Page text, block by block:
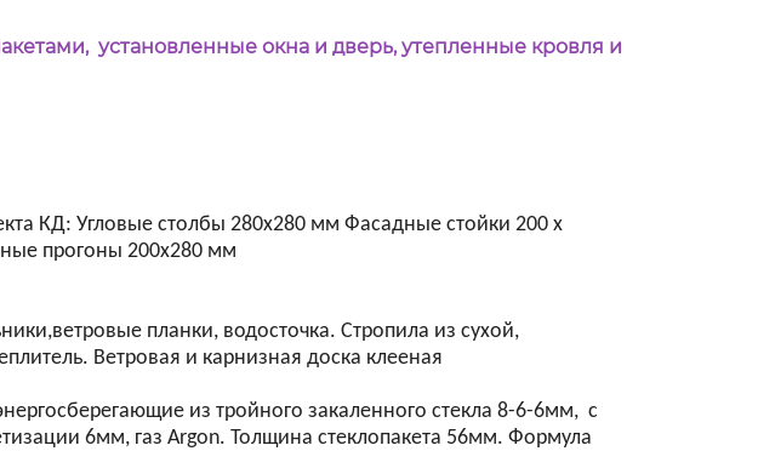
установленные окна и дверь, утепленные кровля и
КД: Угловые столбы 280х280 мм Фасадные стойки 200 х
прогоны 200х280 мм
планки, водосточка. Стропила из сухой,
Ветровая и карнизная доска клееная
из тройного закаленного стекла 8-6-6мм, с
6мм, газ Argon. Толщина стеклопакета 56мм. Формула